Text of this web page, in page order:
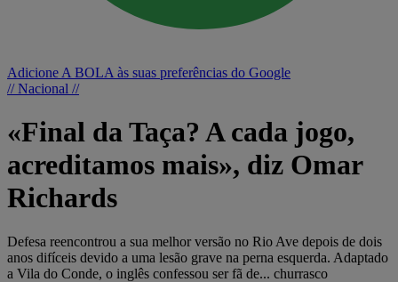
Adicione A BOLA às suas preferências do Google
// Nacional //
«Final da Taça? A cada jogo,
acreditamos mais», diz Omar
Richards
Defesa reencontrou a sua melhor versão no Rio Ave depois de dois
anos difíceis devido a uma lesão grave na perna esquerda. Adaptado
a Vila do Conde, o inglês confessou ser fã de... churrasco